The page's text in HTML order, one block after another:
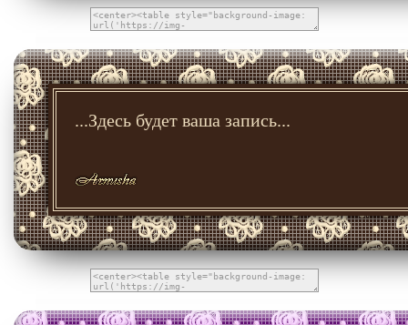
...Здесь будет ваша запись...